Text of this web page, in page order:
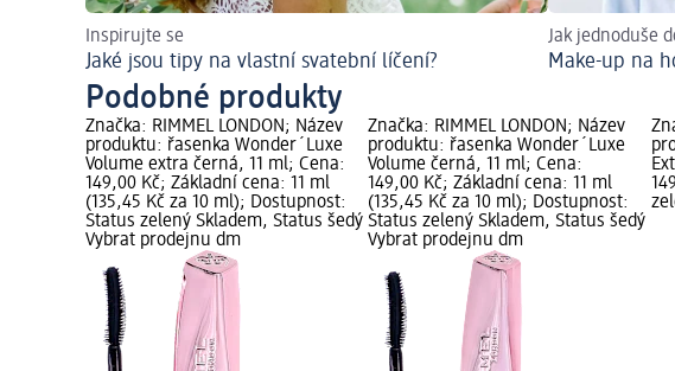
Inspirujte se
Jaké jsou tipy na vlastní svatební líčení?
Jak jednoduše
Make-up na
Podobné produkty
Značka: RIMMEL LONDON; Název
produktu: řasenka Wonder´Luxe
Volume extra černá, 11 ml; Cena:
149,00 Kč; Základní cena: 11 ml
(135,45 Kč za 10 ml); Dostupnost:
Status zelený Skladem, Status šedý
Vybrat prodejnu dm
Značka: RIMMEL LONDON; Název
produktu: řasenka Wonder´Luxe
Volume černá, 11 ml; Cena:
149,00 Kč; Základní cena: 11 ml
(135,45 Kč za 10 ml); Dostupnost:
Status zelený Skladem, Status šedý
Vybrat prodejnu dm